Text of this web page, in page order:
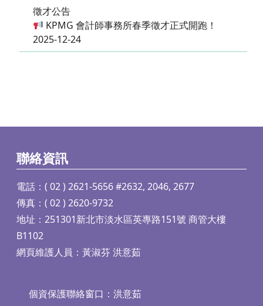
徵才公告
KPMG 會計師事務所春季徵才正式開跑！
2025-12-24
聯絡資訊
電話：( 02 ) 2621-5656 #2632, 2046, 2677
傳真：( 02 ) 2620-9732
地址：251301新北市淡水區英專路151號 商管大樓
B1102
網頁維護人員：黃淑芬 洪意茹
個資保護聯絡窗口：洪意茹